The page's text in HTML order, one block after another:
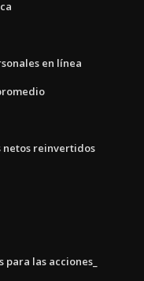
en línea
netos reinvertidos
las acciones_